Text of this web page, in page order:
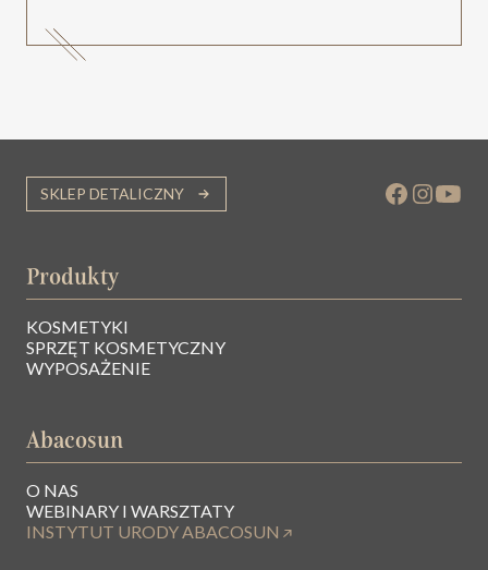
SKLEP DETALICZNY
Produkty
KOSMETYKI
SPRZĘT KOSMETYCZNY
WYPOSAŻENIE
Abacosun
O NAS
WEBINARY I WARSZTATY
INSTYTUT URODY ABACOSUN